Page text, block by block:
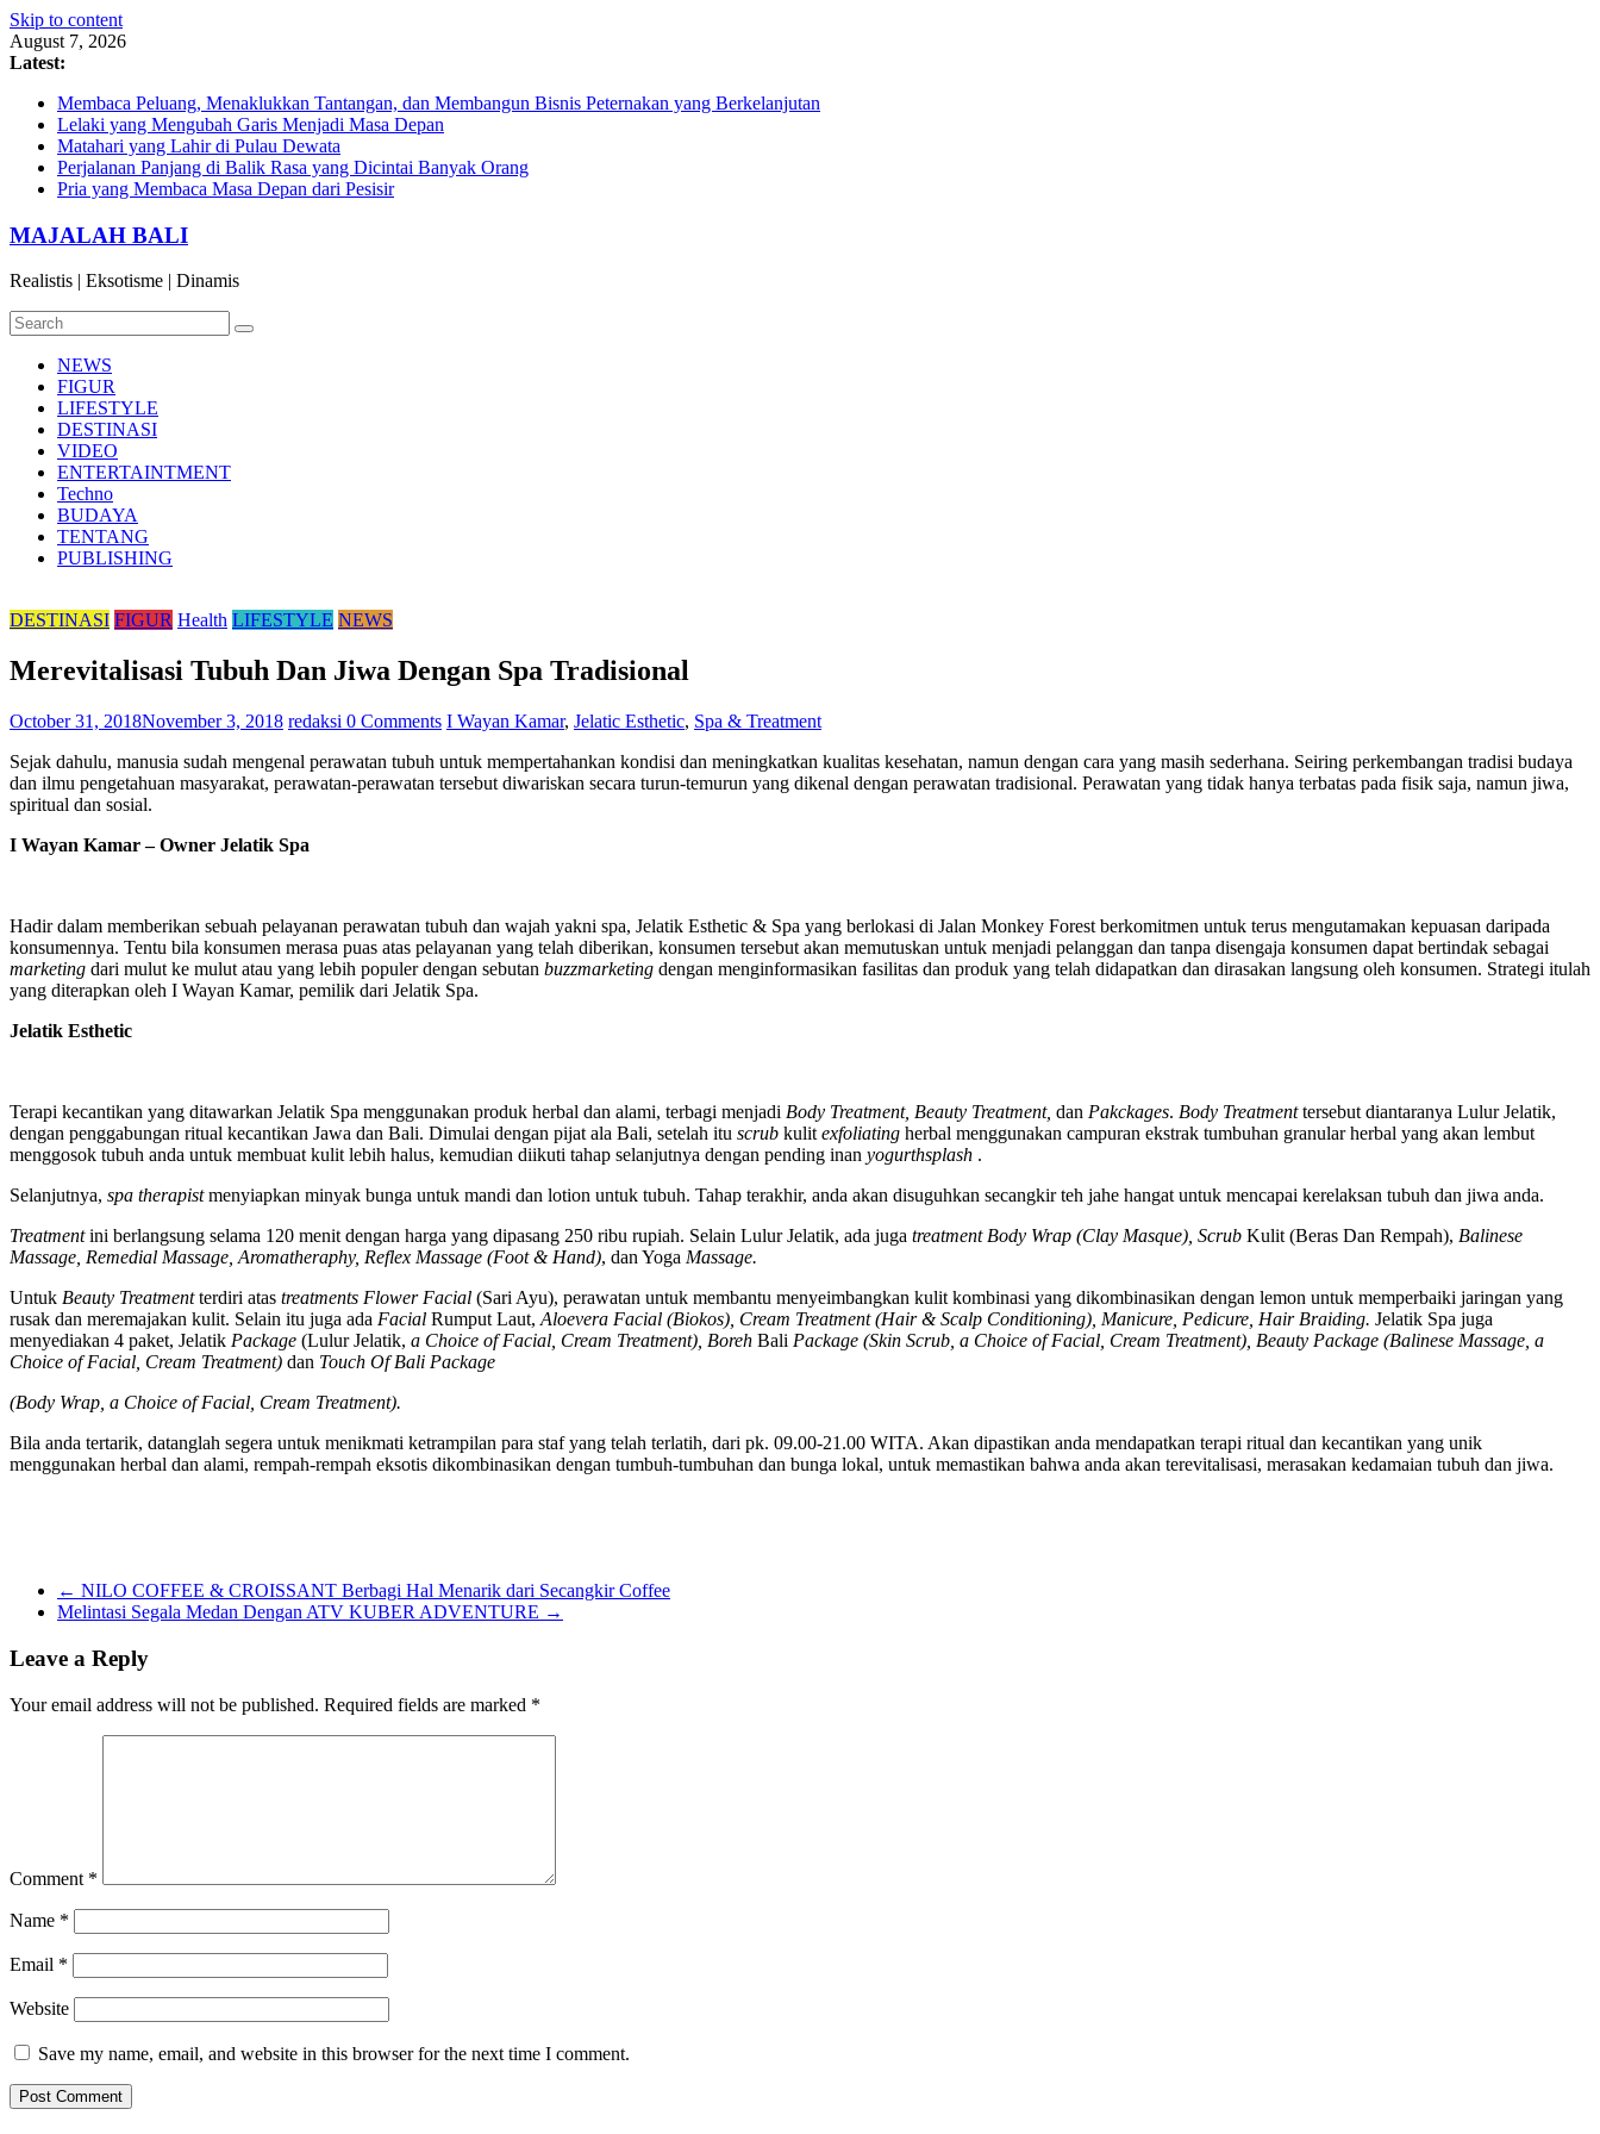
Skip to content
August 7, 2026
Latest:
Membaca Peluang, Menaklukkan Tantangan, dan Membangun Bisnis Peternakan yang Berkelanjutan
Lelaki yang Mengubah Garis Menjadi Masa Depan
Matahari yang Lahir di Pulau Dewata
Perjalanan Panjang di Balik Rasa yang Dicintai Banyak Orang
Pria yang Membaca Masa Depan dari Pesisir
MAJALAH BALI
Realistis | Eksotisme | Dinamis
NEWS
FIGUR
LIFESTYLE
DESTINASI
VIDEO
ENTERTAINTMENT
Techno
BUDAYA
TENTANG
PUBLISHING
DESTINASI FIGUR Health LIFESTYLE NEWS
Merevitalisasi Tubuh Dan Jiwa Dengan Spa Tradisional
October 31, 2018November 3, 2018 redaksi 0 Comments I Wayan Kamar, Jelatic Esthetic, Spa & Treatment
Sejak dahulu, manusia sudah mengenal perawatan tubuh untuk mempertahankan kondisi dan meningkatkan kualitas kesehatan, namun dengan cara yang masih sederhana. Seiring perkembangan tradisi budaya
dan ilmu pengetahuan masyarakat, perawatan-perawatan tersebut diwariskan secara turun-temurun yang dikenal dengan perawatan tradisional. Perawatan yang tidak hanya terbatas pada fisik saja, namun jiwa,
spiritual dan sosial.
I Wayan Kamar – Owner Jelatik Spa
Hadir dalam memberikan sebuah pelayanan perawatan tubuh dan wajah yakni spa, Jelatik Esthetic & Spa yang berlokasi di Jalan Monkey Forest berkomitmen untuk terus mengutamakan kepuasan daripada
konsumennya. Tentu bila konsumen merasa puas atas pelayanan yang telah diberikan, konsumen tersebut akan memutuskan untuk menjadi pelanggan dan tanpa disengaja konsumen dapat bertindak sebagai
marketing dari mulut ke mulut atau yang lebih populer dengan sebutan buzzmarketing dengan menginformasikan fasilitas dan produk yang telah didapatkan dan dirasakan langsung oleh konsumen. Strategi itulah
yang diterapkan oleh I Wayan Kamar, pemilik dari Jelatik Spa.
Jelatik Esthetic
Terapi kecantikan yang ditawarkan Jelatik Spa menggunakan produk herbal dan alami, terbagi menjadi Body Treatment, Beauty Treatment, dan Pakckages. Body Treatmenttersebut diantaranya Lulur Jelatik,
dengan penggabungan ritual kecantikan Jawa dan Bali. Dimulai dengan pijat ala Bali, setelah itu scrub kulit exfoliating herbal menggunakan campuran ekstrak tumbuhan granular herbal yang akan lembut
menggosok tubuh anda untuk membuat kulit lebih halus, kemudian diikuti tahap selanjutnya dengan pending inan yogurthsplash .
Selanjutnya, spa therapistmenyiapkan minyak bunga untuk mandi dan lotion untuk tubuh. Tahap terakhir, anda akan disuguhkan secangkir teh jahe hangat untuk mencapai kerelaksan tubuh dan jiwa anda.
Treatmentini berlangsung selama 120 menit dengan harga yang dipasang 250 ribu rupiah. Selain Lulur Jelatik, ada juga treatment Body Wrap (Clay Masque), Scrub Kulit (Beras Dan Rempah), Balinese
Massage, Remedial Massage, Aromatheraphy, Reflex Massage (Foot & Hand), dan Yoga Massage.
Untuk Beauty Treatmentterdiri atas treatments Flower Facial (Sari Ayu), perawatan untuk membantu menyeimbangkan kulit kombinasi yang dikombinasikan dengan lemon untuk memperbaiki jaringan yang
rusak dan meremajakan kulit. Selain itu juga ada Facial Rumput Laut, Aloevera Facial (Biokos), Cream Treatment (Hair & Scalp Conditioning), Manicure, Pedicure, Hair Braiding. Jelatik Spa juga
menyediakan 4 paket, Jelatik Package (Lulur Jelatik, a Choice of Facial, Cream Treatment), Boreh Bali Package (Skin Scrub, a Choice of Facial, Cream Treatment), Beauty Package (Balinese Massage, a
Choice of Facial, Cream Treatment) dan Touch Of Bali Package
(Body Wrap, a Choice of Facial, Cream Treatment).
Bila anda tertarik, datanglah segera untuk menikmati ketrampilan para staf yang telah terlatih, dari pk. 09.00-21.00 WITA. Akan dipastikan anda mendapatkan terapi ritual dan kecantikan yang unik
menggunakan herbal dan alami, rempah-rempah eksotis dikombinasikan dengan tumbuh-tumbuhan dan bunga lokal, untuk memastikan bahwa anda akan terevitalisasi, merasakan kedamaian tubuh dan jiwa.
← NILO COFFEE & CROISSANT Berbagi Hal Menarik dari Secangkir Coffee
Melintasi Segala Medan Dengan ATV KUBER ADVENTURE →
Leave a Reply
Your email address will not be published. Required fields are marked *
Comment *
Name *
Email *
Website
Save my name, email, and website in this browser for the next time I comment.